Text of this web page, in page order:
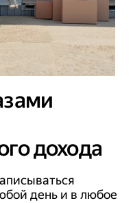
дохода
день и в любое